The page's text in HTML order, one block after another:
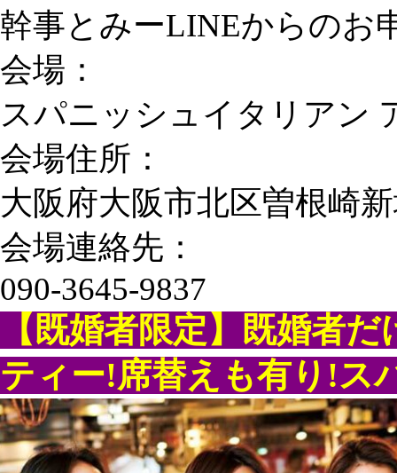
幹事とみーLINEからのお
会場：
スパニッシュイタリアン
会場住所：
大阪府大阪市北区曽根崎
会場連絡先：
090-3645-9837
【既婚者限定】既婚者
ティー!席替えも有り!ス